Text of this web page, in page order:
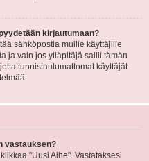
kirjautumaan?
sähköpostia muille käyttäjille
ja vain jos ylläpitäjä sallii tämän
tunnistautumattomat käyttäjät
vastauksen?
"Uusi Aihe". Vastataksesi